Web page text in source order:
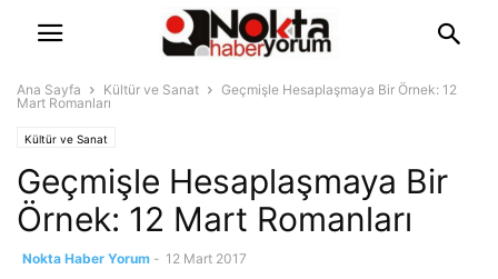
Ana Sayfa Kültür ve Sanat
Geçmişle Hesaplaşmaya Bir Örnek: 12
Mart Romanları
Kültür ve Sanat
Geçmişle Hesaplaşmaya Bir
Örnek: 12 Mart Romanları
Nokta Haber Yorum - 12 Mart 2017